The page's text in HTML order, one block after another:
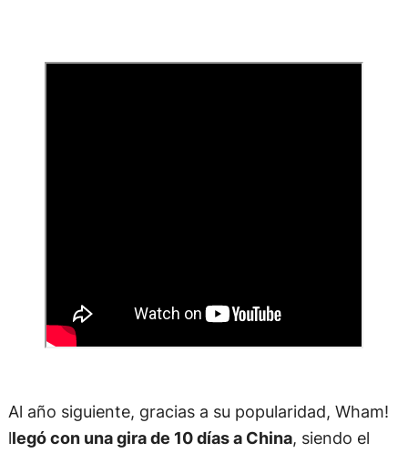
Al año siguiente, gracias a su popularidad, Wham!
llegó con una gira de 10 días a China, siendo el